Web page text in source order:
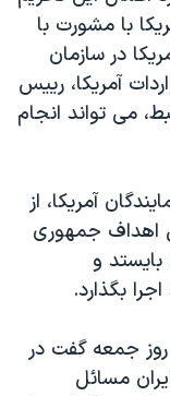
با مشورت با
در سازمان
آمريکا، رييس
می تواند انجام
آمريکا، از
اهداف جمهوری
و
بگذارد.
جمعه گفت در
مسائل